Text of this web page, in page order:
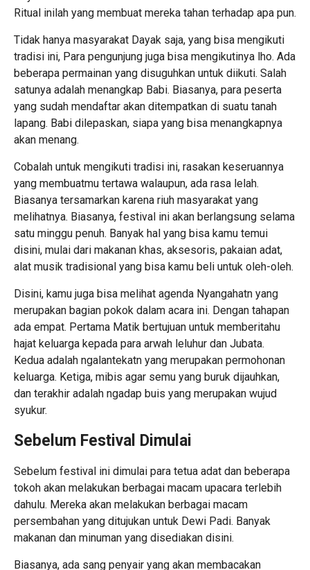
Ritual inilah yang membuat mereka tahan terhadap apa pun.
Tidak hanya masyarakat Dayak saja, yang bisa mengikuti
tradisi ini, Para pengunjung juga bisa mengikutinya lho. Ada
beberapa permainan yang disuguhkan untuk diikuti. Salah
satunya adalah menangkap Babi. Biasanya, para peserta
yang sudah mendaftar akan ditempatkan di suatu tanah
lapang. Babi dilepaskan, siapa yang bisa menangkapnya
akan menang.
Cobalah untuk mengikuti tradisi ini, rasakan keseruannya
yang membuatmu tertawa walaupun, ada rasa lelah.
Biasanya tersamarkan karena riuh masyarakat yang
melihatnya. Biasanya, festival ini akan berlangsung selama
satu minggu penuh. Banyak hal yang bisa kamu temui
disini, mulai dari makanan khas, aksesoris, pakaian adat,
alat musik tradisional yang bisa kamu beli untuk oleh-oleh.
Disini, kamu juga bisa melihat agenda Nyangahatn yang
merupakan bagian pokok dalam acara ini. Dengan tahapan
ada empat. Pertama Matik bertujuan untuk memberitahu
hajat keluarga kepada para arwah leluhur dan Jubata.
Kedua adalah ngalantekatn yang merupakan permohonan
keluarga. Ketiga, mibis agar semu yang buruk dijauhkan,
dan terakhir adalah ngadap buis yang merupakan wujud
syukur.
Sebelum Festival Dimulai
Sebelum festival ini dimulai para tetua adat dan beberapa
tokoh akan melakukan berbagai macam upacara terlebih
dahulu. Mereka akan melakukan berbagai macam
persembahan yang ditujukan untuk Dewi Padi. Banyak
makanan dan minuman yang disediakan disini.
Biasanya, ada sang penyair yang akan membacakan